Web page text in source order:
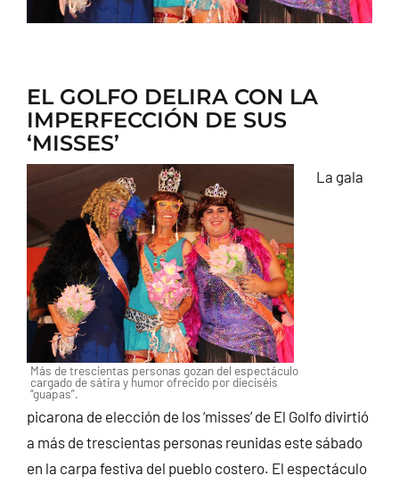
EL GOLFO DELIRA CON LA
IMPERFECCIÓN DE SUS
‘MISSES’
Más de trescientas personas gozan del espectáculo
cargado de sátira y humor ofrecido por dieciséis
“guapas”.
La gala
picarona de elección de los ‘misses’ de El Golfo divirtió
a más de trescientas personas reunidas este sábado
en la carpa festiva del pueblo costero. El espectáculo